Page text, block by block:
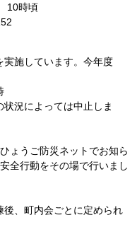
10時頃
施しています。今年度
況によっては中止しま
ょうご防災ネットでお知ら
全行動をその場で行いまし
、町内会ごとに定められ